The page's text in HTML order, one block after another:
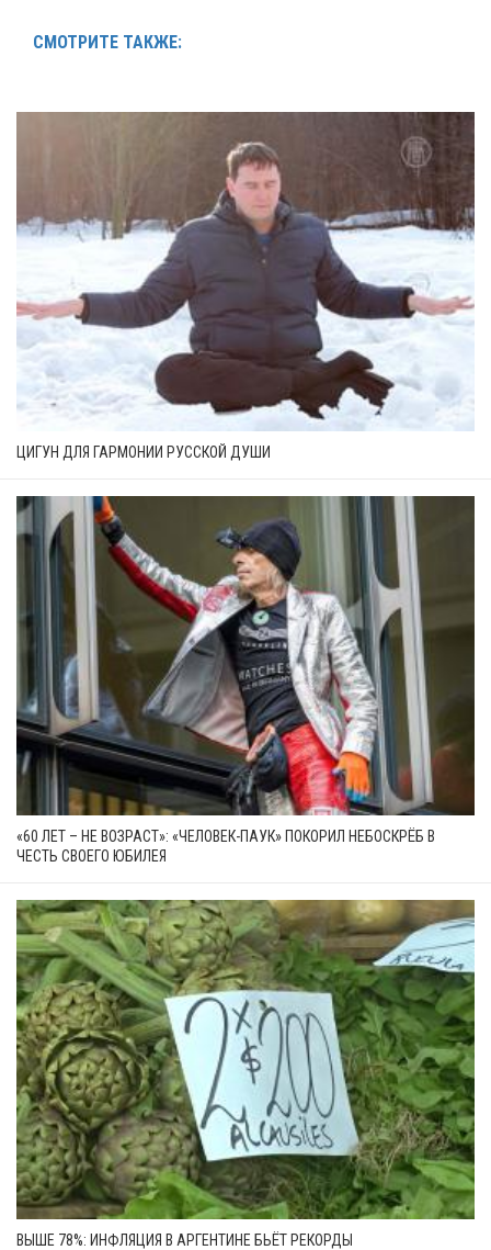
СМОТРИТЕ ТАКЖЕ:
ЦИГУН ДЛЯ ГАРМОНИИ РУССКОЙ ДУШИ
«60 ЛЕТ – НЕ ВОЗРАСТ»: «ЧЕЛОВЕК-ПАУК» ПОКОРИЛ НЕБОСКРЁБ В
ЧЕСТЬ СВОЕГО ЮБИЛЕЯ
ВЫШЕ 78%: ИНФЛЯЦИЯ В АРГЕНТИНЕ БЬЁТ РЕКОРДЫ